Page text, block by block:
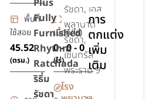
พื้นที่
ใช้สอย
45.52
(ตรม.)
เนื้อที่(ไร่)
0 - 0 - 0
(ไร่)
Plus
Fully
Furnished
Rhythm
Ratchada
ริธึ่ม
รัชดา
รัชดา, เอส
พลานาด
รัชดา,
เซ็นทรัล
พระราม 9
โรง
การ
ตกแต่ง
เพิ่ม
เติม